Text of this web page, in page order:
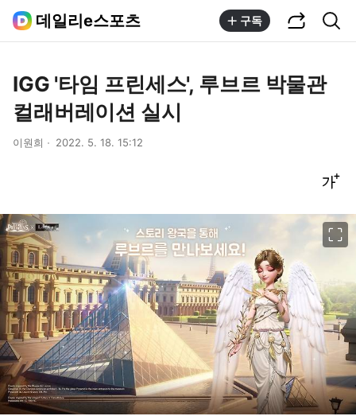
데일리e스포츠 구독
IGG '타임 프린세스', 루브르 박물관
컬래버레이션 실시
이원희 2022. 5. 18. 15:12